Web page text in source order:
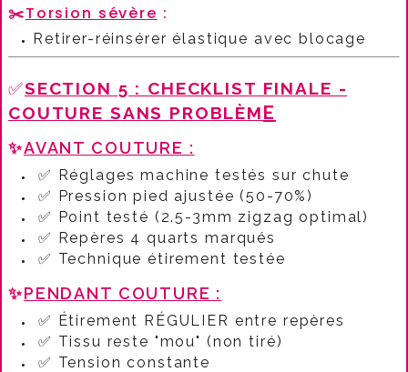
✂️Torsion sévère :​
Retirer-réinsérer élastique avec blocage
✅SECTION 5 : CHECKLIST FINALE -
COUTURE SANS PROBLÈME
✨AVANT COUTURE :
✅ Réglages machine testés sur chute
✅ Pression pied ajustée (50-70%)
✅ Point testé (2.5-3mm zigzag optimal)
✅ Repères 4 quarts marqués
✅ Technique étirement testée
✨PENDANT COUTURE :
✅ Étirement RÉGULIER entre repères
✅ Tissu reste "mou" (non tiré)
✅ Tension constante